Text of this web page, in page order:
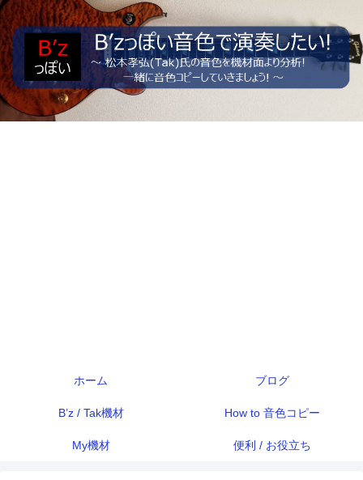
ホーム ブログ
B’z / Tak機材 How to 音色コピー
My機材 便利 / お役立ち